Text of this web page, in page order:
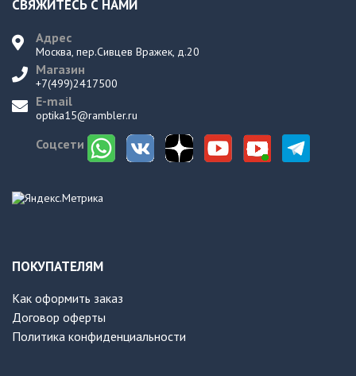
СВЯЖИТЕСЬ С НАМИ
Адрес
Москва, пер.Сивцев Вражек, д.20
Магазин
+7(499)2417500
E-mail
optika15@rambler.ru
Соцсети
ПОКУПАТЕЛЯМ
Как оформить заказ
Договор оферты
Политика конфиденциальности